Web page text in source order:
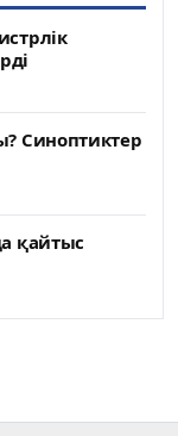
Синоптиктер
қайтыс